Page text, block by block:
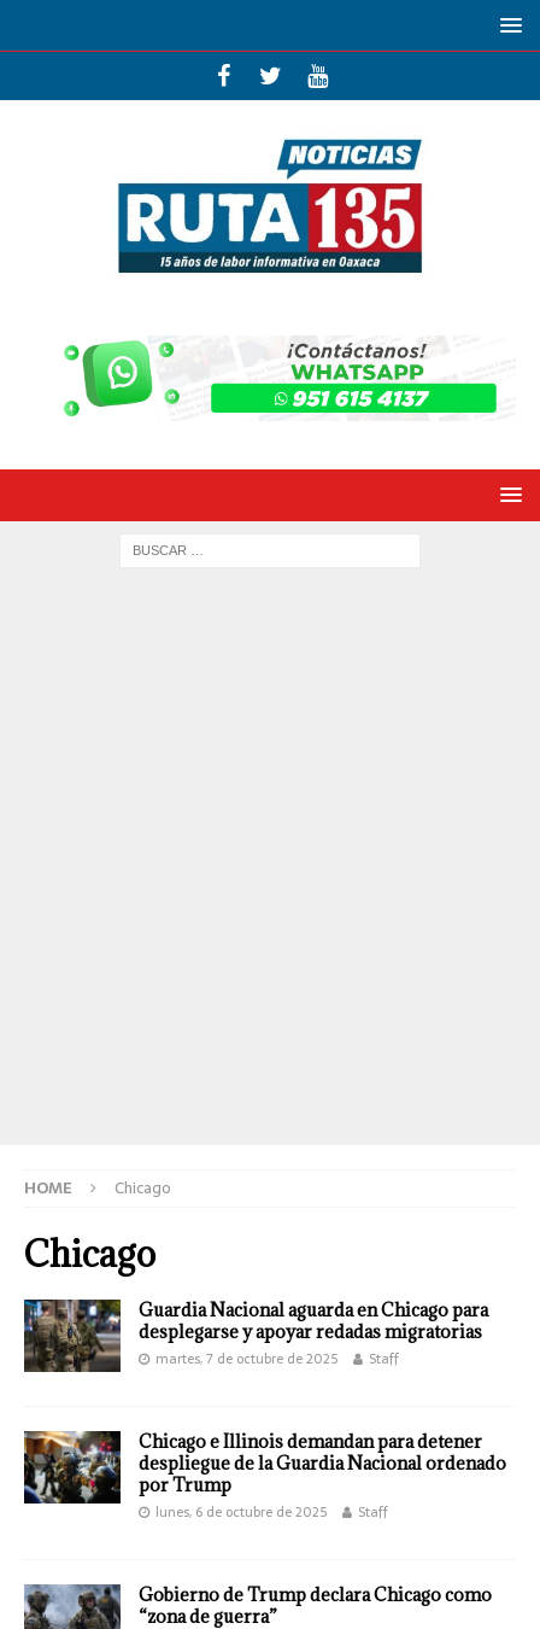
HOME Chicago
Chicago
Guardia Nacional aguarda en Chicago para
desplegarse y apoyar redadas migratorias
martes, 7 de octubre de 2025 Staff
Chicago e Illinois demandan para detener
despliegue de la Guardia Nacional ordenado
por Trump
lunes, 6 de octubre de 2025 Staff
Gobierno de Trump declara Chicago como
“zona de guerra”